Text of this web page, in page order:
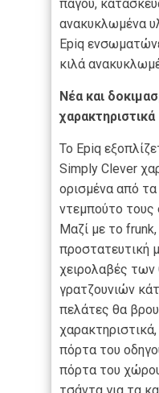
πάγου,
ανακυκλωμένα
Epiq
κιλά
Νέα και
χαρακτηριστικά
Το Epiq
Simply Clever
ορισμένα από
ντεμπούτο τους
Μαζί με το
προστατευτική
χειρολαβές των
γρατζουνιών
πελάτες θα
πόρτα του
πόρτα του